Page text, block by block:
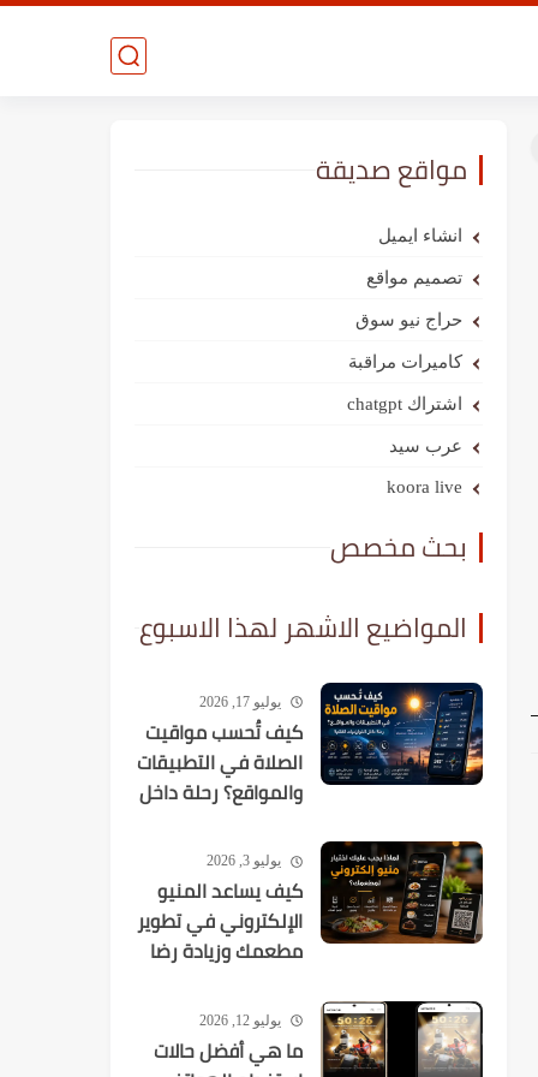
مواقع صديقة
انشاء ايميل
تصميم مواقع
حراج نيو سوق
كاميرات مراقبة
اشتراك chatgpt
عرب سيد
koora live
بحث مخصص
المواضيع الاشهر لهذا الاسبوع
يوليو 17, 2026
كيف تُحسب مواقيت
الصلاة في التطبيقات
والمواقع؟ رحلة داخل
يوليو 3, 2026
كيف يساعد المنيو
الإلكتروني في تطوير
مطعمك وزيادة رضا
يوليو 12, 2026
ما هي أفضل حالات